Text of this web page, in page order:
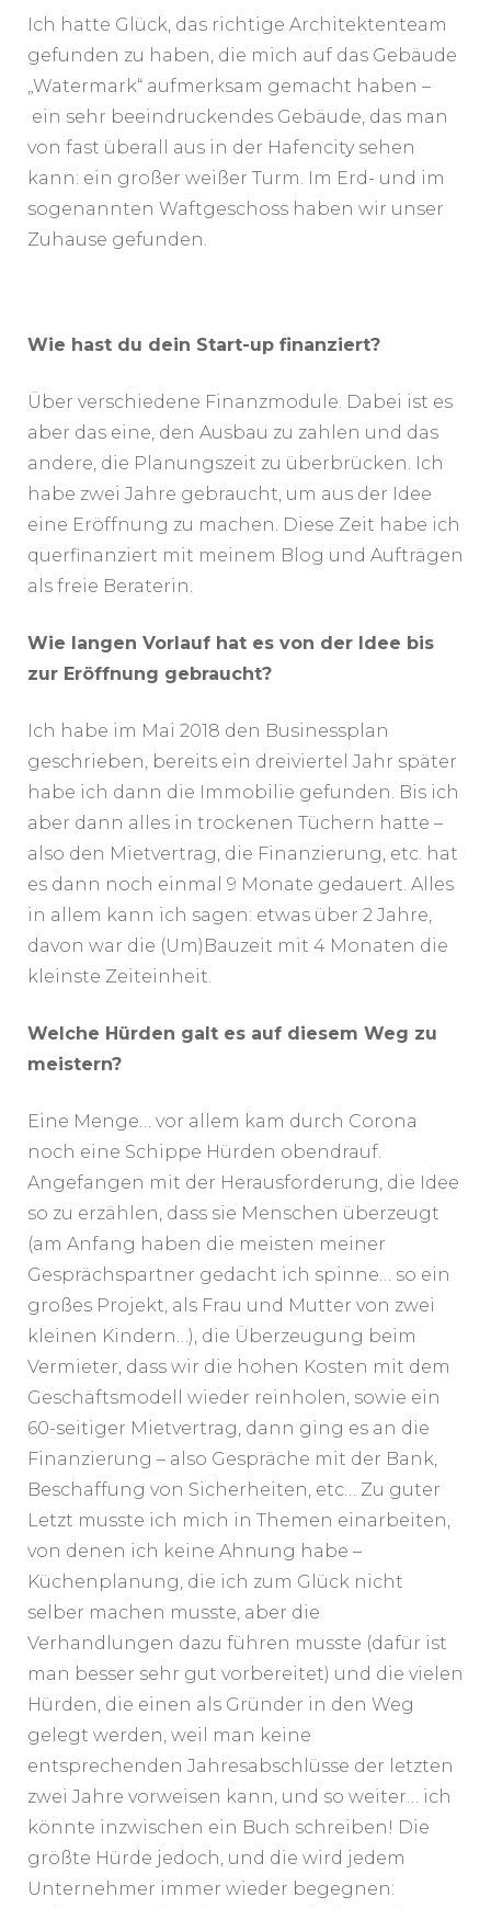
Ich hatte Glück, das richtige Architektenteam
gefunden zu haben, die mich auf das Gebäude
„Watermark“ aufmerksam gemacht haben –
ein sehr beeindruckendes Gebäude, das man
von fast überall aus in der Hafencity sehen
kann: ein großer weißer Turm. Im Erd- und im
sogenannten Waftgeschoss haben wir unser
Zuhause gefunden.
Wie hast du dein Start-up finanziert?
Über verschiedene Finanzmodule. Dabei ist es
aber das eine, den Ausbau zu zahlen und das
andere, die Planungszeit zu überbrücken. Ich
habe zwei Jahre gebraucht, um aus der Idee
eine Eröffnung zu machen. Diese Zeit habe ich
querfinanziert mit meinem Blog und Aufträgen
als freie Beraterin.
Wie langen Vorlauf hat es von der Idee bis
zur Eröffnung gebraucht?
Ich habe im Mai 2018 den Businessplan
geschrieben, bereits ein dreiviertel Jahr später
habe ich dann die Immobilie gefunden. Bis ich
aber dann alles in trockenen Tüchern hatte –
also den Mietvertrag, die Finanzierung, etc. hat
es dann noch einmal 9 Monate gedauert. Alles
in allem kann ich sagen: etwas über 2 Jahre,
davon war die (Um)Bauzeit mit 4 Monaten die
kleinste Zeiteinheit.
Welche Hürden galt es auf diesem Weg zu
meistern?
Eine Menge… vor allem kam durch Corona
noch eine Schippe Hürden obendrauf.
Angefangen mit der Herausforderung, die Idee
so zu erzählen, dass sie Menschen überzeugt
(am Anfang haben die meisten meiner
Gesprächspartner gedacht ich spinne… so ein
großes Projekt, als Frau und Mutter von zwei
kleinen Kindern…), die Überzeugung beim
Vermieter, dass wir die hohen Kosten mit dem
Geschäftsmodell wieder reinholen, sowie ein
60-seitiger Mietvertrag, dann ging es an die
Finanzierung – also Gespräche mit der Bank,
Beschaffung von Sicherheiten, etc… Zu guter
Letzt musste ich mich in Themen einarbeiten,
von denen ich keine Ahnung habe –
Küchenplanung, die ich zum Glück nicht
selber machen musste, aber die
Verhandlungen dazu führen musste (dafür ist
man besser sehr gut vorbereitet) und die vielen
Hürden, die einen als Gründer in den Weg
gelegt werden, weil man keine
entsprechenden Jahresabschlüsse der letzten
zwei Jahre vorweisen kann, und so weiter… ich
könnte inzwischen ein Buch schreiben! Die
größte Hürde jedoch, und die wird jedem
Unternehmer immer wieder begegnen: